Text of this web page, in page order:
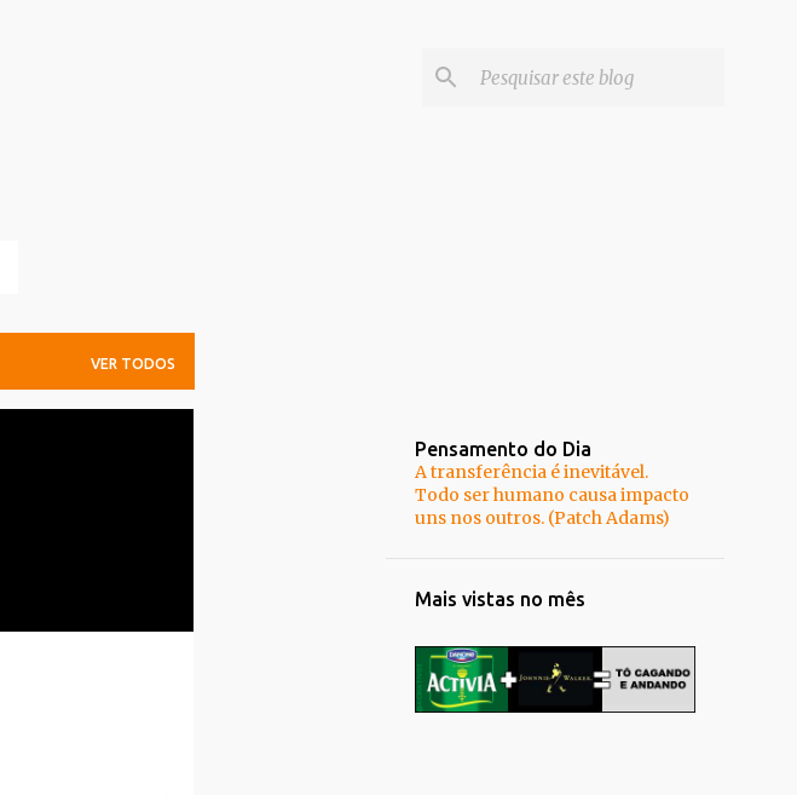
VER TODOS
Pensamento do Dia
A transferência é inevitável.
Todo ser humano causa impacto
uns nos outros. (Patch Adams)
Mais vistas no mês